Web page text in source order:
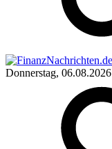
Donnerstag, 06.08.2026